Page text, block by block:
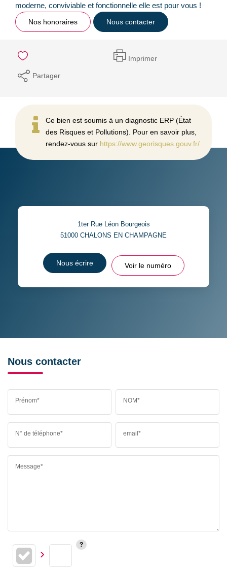
moderne, conviviable et fonctionnelle elle est pour vous !
Nos honoraires Nous contacter
Imprimer
Partager
Ce bien est soumis à un diagnostic ERP (État
des Risques et Pollutions). Pour en savoir plus,
rendez-vous sur https://www.georisques.gouv.fr/
1ter Rue Léon Bourgeois
51000 CHALONS EN CHAMPAGNE
Nous écrire Voir le numéro
Nous contacter
Prénom* NOM*
N° de téléphone* email*
Message*